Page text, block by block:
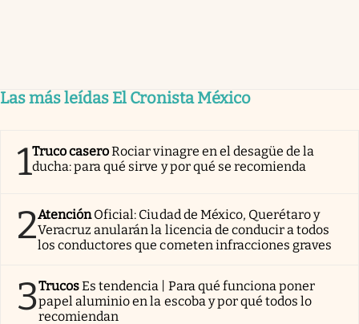
Las más leídas El Cronista México
1Truco caseroRociar vinagre en el desagüe de la
ducha: para qué sirve y por qué se recomienda
2AtenciónOficial: Ciudad de México, Querétaro y
Veracruz anularán la licencia de conducir a todos
los conductores que cometen infracciones graves
3TrucosEs tendencia | Para qué funciona poner
papel aluminio en la escoba y por qué todos lo
recomiendan